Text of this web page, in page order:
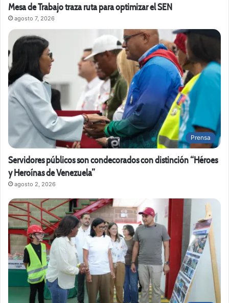
Mesa de Trabajo traza ruta para optimizar el SEN
agosto 7, 2026
Prensa
Servidores públicos son condecorados con distinción “Héroes
y Heroínas de Venezuela”
agosto 2, 2026